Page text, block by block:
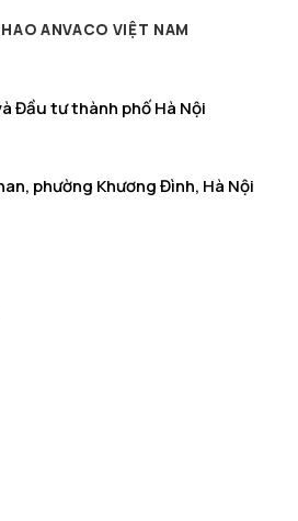
ANVACO VIỆT NAM
Đầu tư thành phố Hà Nội
phường Khương Đình, Hà Nội